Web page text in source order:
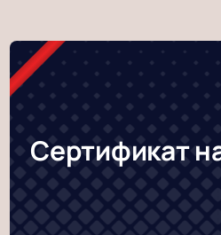
Сертификат